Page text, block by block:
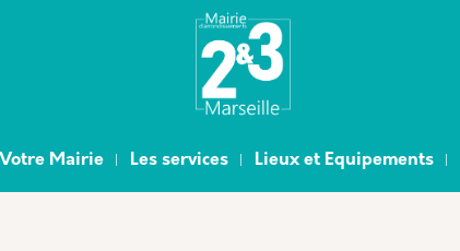
Votre Mairie Les services Lieux et Equipements